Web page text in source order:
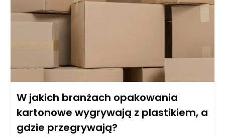
Wprowadzenie nowych technik produkcji oraz recyklingu
sprawia, że opakowania kartonowe mogą również przyczynić
się do znacznego ograniczenia zużycia surowców
W jakich branżach opakowania
kartonowe wygrywają z plastikiem, a
gdzie przegrywają?